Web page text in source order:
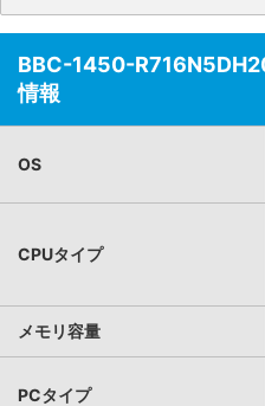
BBC-1450-
情報
OS
CPUタイプ
メモリ容量
PCタイプ